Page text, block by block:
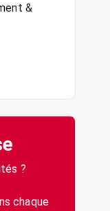
&
?
chaque